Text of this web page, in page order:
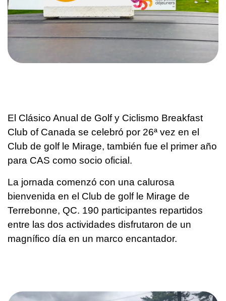
El Clásico Anual de Golf y Ciclismo Breakfast
Club of Canada se celebró por 26ª vez en el
Club de golf le Mirage, también fue el primer año
para CAS como socio oficial.
La jornada comenzó con una calurosa
bienvenida en el Club de golf le Mirage de
Terrebonne, QC. 190 participantes repartidos
entre las dos actividades disfrutaron de un
magnífico día en un marco encantador.